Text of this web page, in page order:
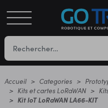
Accueil Categories
Kits et cartes LoRaWAN
Kit IoT LoRaWAN LA66-KIT